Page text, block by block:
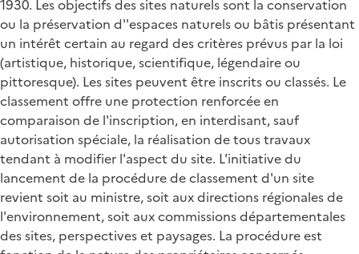
1930. Les objectifs des sites naturels sont la conservation
ou la préservation d''espaces naturels ou bâtis présentant
un intérêt certain au regard des critères prévus par la loi
(artistique, historique, scientifique, légendaire ou
pittoresque). Les sites peuvent être inscrits ou classés. Le
classement offre une protection renforcée en
comparaison de l'inscription, en interdisant, sauf
autorisation spéciale, la réalisation de tous travaux
tendant à modifier l'aspect du site. L'initiative du
lancement de la procédure de classement d'un site
revient soit au ministre, soit aux directions régionales de
l'environnement, soit aux commissions départementales
des sites, perspectives et paysages. La procédure est